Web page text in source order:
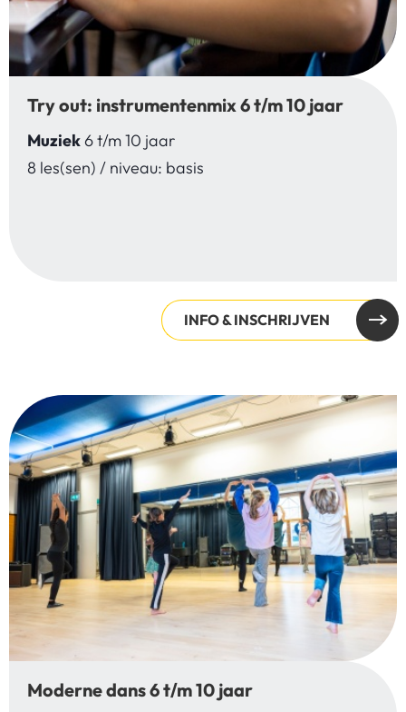
Try out: instrumentenmix 6 t/m 10 jaar
Muziek6 t/m 10 jaar
8 les(sen) / niveau: basis
INFO & INSCHRIJVEN
Moderne dans 6 t/m 10 jaar